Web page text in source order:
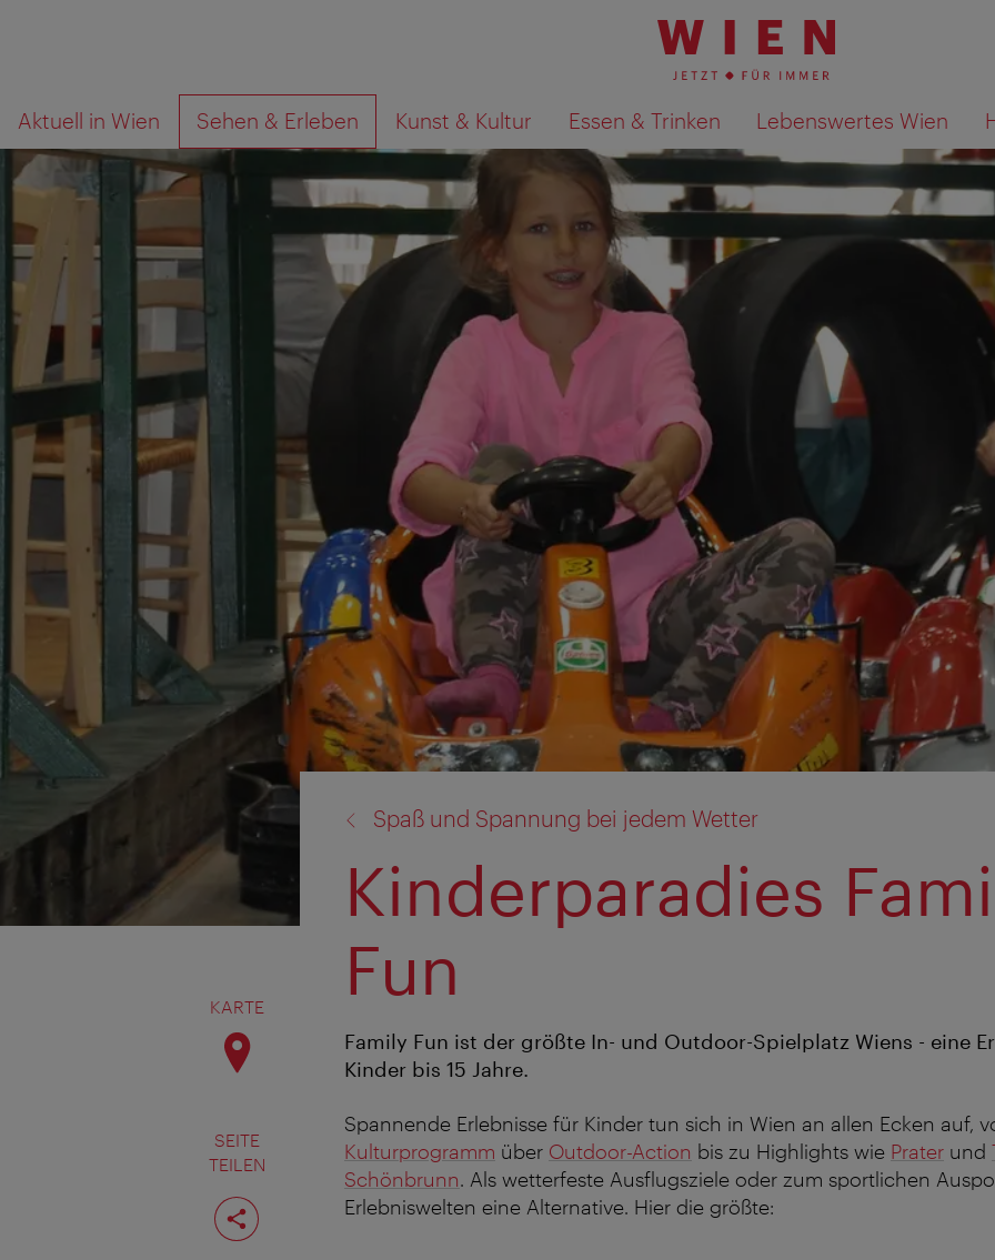
Navigation
Inhalt
Aktuell in Wien Sehen & Erleben Kunst & Kultur Essen & Trinken Lebenswertes Wien
Wonach
suchen
Sie?
Suchergebnisse auf Karte
KARTE
SEITE
TEILEN
Seite
teilen
Spaß und Spannung bei jedem Wetter
Kinderparadies
Fun
Family Fun ist der größte In- und Outdoor-Spielplatz Wiens - eine
Kinder bis 15 Jahre.
Spannende Erlebnisse für Kinder tun sich in Wien an allen Ecken auf,
Kulturprogramm über Outdoor-Action bis zu Highlights wie Prater und
Schönbrunn. Als wetterfeste Ausflugsziele oder zum sportlichen
Erlebniswelten eine Alternative. Hier die größte: